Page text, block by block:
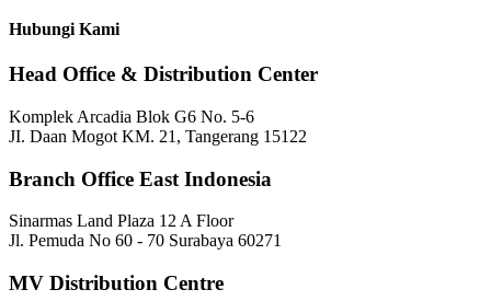
Hubungi Kami
Head Office & Distribution Center
Komplek Arcadia Blok G6 No. 5-6
JI. Daan Mogot KM. 21, Tangerang 15122
Branch Office East Indonesia
Sinarmas Land Plaza 12 A Floor
Jl. Pemuda No 60 - 70 Surabaya 60271
MV Distribution Centre